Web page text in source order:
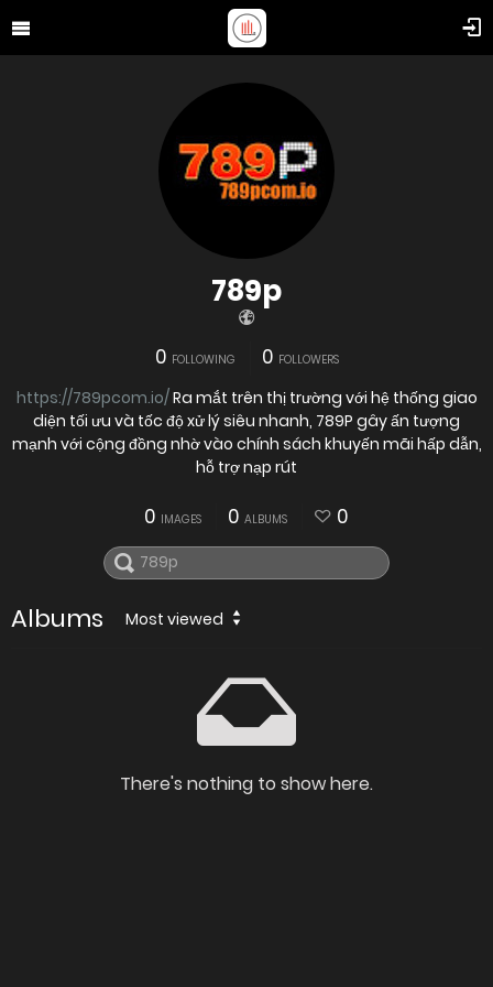
789p
0 FOLLOWING 0 FOLLOWERS
https://789pcom.io/Ra mắt trên thị trường với hệ thống giao
diện tối ưu và tốc độ xử lý siêu nhanh, 789P gây ấn tượng
mạnh với cộng đồng nhờ vào chính sách khuyến mãi hấp dẫn,
hỗ trợ nạp rút
0 IMAGES 0 ALBUMS 0
Albums Most viewed
There's nothing to show here.